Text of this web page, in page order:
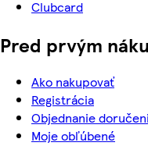
Clubcard
Pred prvým
Ako nakupovať
Registrácia
Objednanie
Moje obľúbené